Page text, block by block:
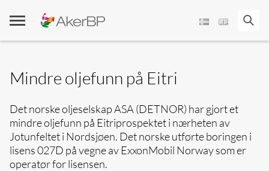
Mindre oljefunn på Eitri
Det norske oljeselskap ASA (DETNOR) har gjort et
mindre oljefunn på Eitriprospektet i nærheten av
Jotunfeltet i Nordsjøen. Det norske utførte boringen i
lisens 027D på vegne av ExxonMobil Norway som er
operatør for lisensen.